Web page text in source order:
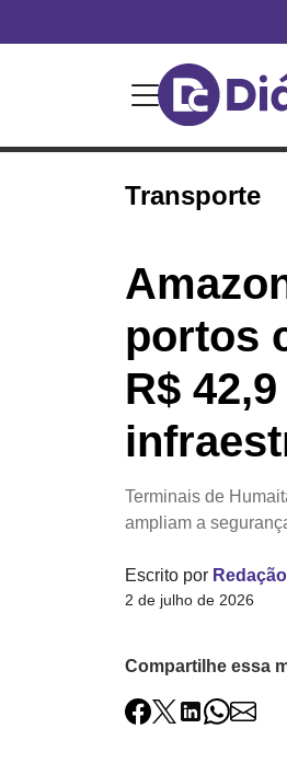
Transporte
portos
R$
Terminais de
ampliam a
Escrito por Redação
2 de julho de 2026
Compartilhe essa